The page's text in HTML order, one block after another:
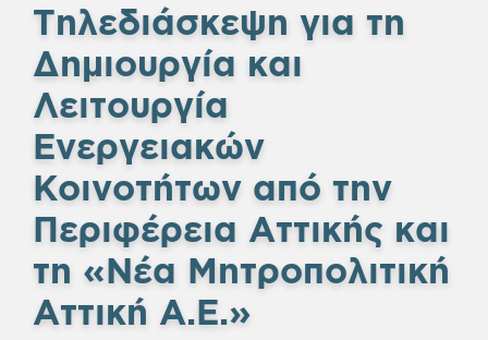
Τηλεδιάσκεψη για τη
Δημιουργία και
Λειτουργία
Ενεργειακών
Κοινοτήτων από την
Περιφέρεια Αττικής και
τη «Νέα Μητροπολιτική
Αττική Α.Ε.»